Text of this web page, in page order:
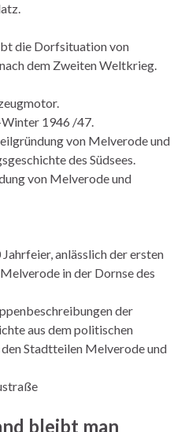
die Dorfsituation von
dem Zweiten Weltkrieg.
1946 /47.
von Melverode und
des Südsees.
von Melverode und
anlässlich der ersten
in der Dornse des
der
aus dem politischen
Stadtteilen Melverode und
bleibt man